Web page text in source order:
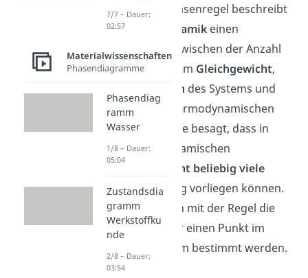
Die Gibbssche Phasenregel beschreibt
in derThermodynamik einen
Zusammenhang zwischen der Anzahl
der Phasen in einem Gleichgewicht,
Komponenten des Systems und
der Anzahl der thermodynamischen
Freiheitsgrade
. Sie besagt, dass in
einem thermodynamischen
nicht beliebig viele
Phasengleichzeitig vorliegen können.
Außerdem können mit der Regel die
Freiheitsgrade
für einen Punkt im
Zustandsdiagramm bestimmt werden.
7/7 – Dauer:
02:57
Materialwissenschaften
Phasendiagramme
Phasendiag
ramm
Wasser
1/8 – Dauer:
05:04
Zustandsdia
gramm
Werkstoffku
nde
2/8 – Dauer:
03:54